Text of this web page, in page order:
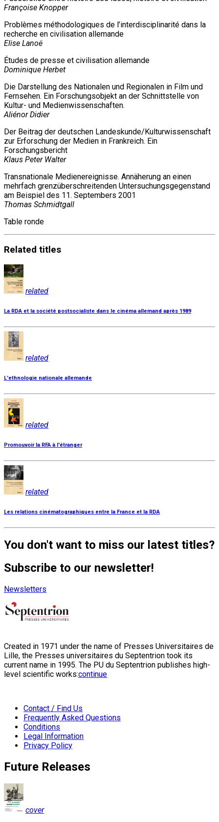
Françoise Knopper
Problèmes méthodologiques de l’interdisciplinarité dans la
recherche en civilisation allemande
Elise Lanoë
Études de presse et civilisation allemande
Dominique Herbet
Die Darstellung des Nationalen und Regionalen in Film und
Fernsehen. Ein Forschungsobjekt an der Schnittstelle von
Kultur- und Medienwissenschaften.
Aliénor Didier
Der Beitrag der deutschen Landeskunde/Kulturwissenschaft
zur Erforschung der Medien in Frankreich. Ein
Forschungsbericht
Klaus Peter Walter
Transnationale Medienereignisse. Annäherung an einen
mehrfach grenzüberschreitenden Untersuchungsgegenstand
am Beispiel des 11. Septembers 2001
Thomas Schmidtgall
Table ronde
Related titles
related
La RDA et la société postsocialiste dans le cinéma allemand après 1989
related
L'ethnologie nationale allemande
related
Promouvoir la RFA à l'étranger
related
Les relations cinématographiques entre la France et la RDA
You don't want to miss our latest titles?
Subscribe to our newsletter!
Newsletters
Created in 1971 under the name of Presses Universitaires de
Lille, the Presses universitaires du Septentrion took its
current name in 1995. The PU du Septentrion publishes high-
level scientific works:continue
Contact / Find Us
Frequently Asked Questions
Conditions
Legal Information
Privacy Policy
Future Releases
cover